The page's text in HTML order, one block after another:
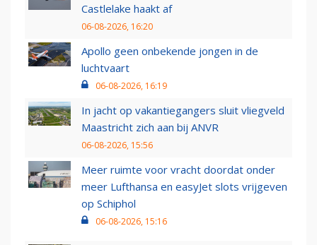
Castlelake haakt af
06-08-2026, 16:20
Apollo geen onbekende jongen in de
luchtvaart
06-08-2026, 16:19
In jacht op vakantiegangers sluit vliegveld
Maastricht zich aan bij ANVR
06-08-2026, 15:56
Meer ruimte voor vracht doordat onder
meer Lufthansa en easyJet slots vrijgeven
op Schiphol
06-08-2026, 15:16